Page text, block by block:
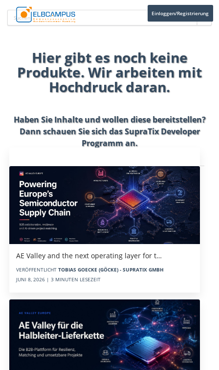
Einloggen/Registrierung
Hier gibt es noch keine
Produkte. Wir arbeiten mit
Hochdruck daran.
Haben Sie Inhalte und wollen diese bereitstellen?
Dann schauen Sie sich dasSupraTix Developer
Programman.
AE Valley and the next operating layer for t…
VERÖFFENTLICHT TOBIAS GOECKE (GÖCKE) - SUPRATIX GMBH
JUNI 8, 2026 | 3 MINUTEN LESEZEIT